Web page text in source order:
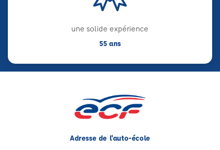
une solide expérience
55 ans
Adresse de l'auto-école